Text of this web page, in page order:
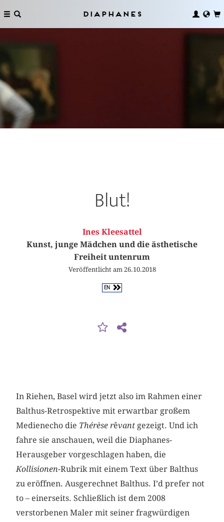
Diaphanes
Blut!
Ines Kleesattel
Kunst, junge Mädchen und die ästhetische
Freiheit untenrum
Veröffentlicht am 26.10.2018
EN
In Riehen, Basel wird jetzt also im Rahmen einer
Balthus-Retrospektive mit erwartbar großem
Medienecho die Thérèse rêvant gezeigt. Und ich
fahre sie anschauen, weil die Diaphanes-
Herausgeber vorgeschlagen haben, die
Kollisionen-Rubrik mit einem Text über Balthus
zu eröffnen. Ausgerechnet Balthus. I’d prefer not
to – einerseits. Schließlich ist dem 2008
verstorbenen Maler mit seiner fragwürdigen